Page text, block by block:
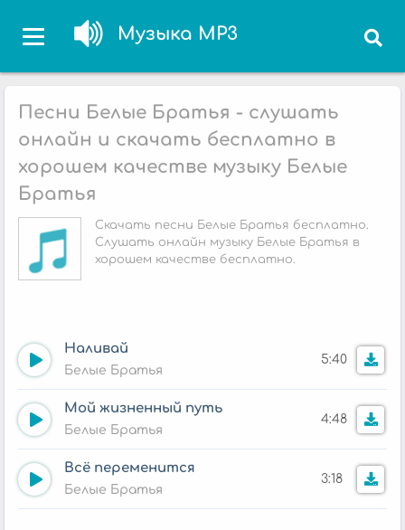
Музыка MP3
Песни Белые Братья - слушать
онлайн и скачать бесплатно в
хорошем качестве музыку Белые
Братья
Скачать песни Белые Братья бесплатно.
Слушать онлайн музыку Белые Братья в
хорошем качестве бесплатно.
Наливай
Белые Братья
5:40
Мой жизненный путь
Белые Братья
4:48
Всё переменится
Белые Братья
3:18